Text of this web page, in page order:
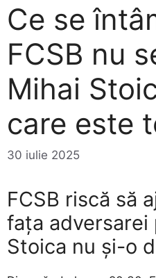
Ce se
FCSB nu
Mihai
care este
30 iulie 2025
FCSB riscă să
fața adversarei
Stoica nu și-o